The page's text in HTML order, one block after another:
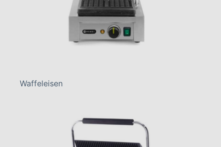
Waffeleisen